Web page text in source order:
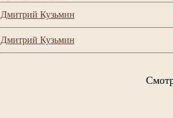
Дмитрий Кузьмин
Дмитрий Кузьмин